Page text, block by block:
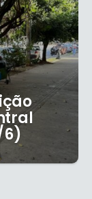
6)